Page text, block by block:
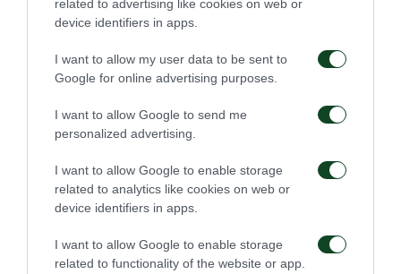
related to advertising like cookies on web or
device identifiers in apps.
I want to allow my user data to be sent to
Google for online advertising purposes.
I want to allow Google to send me
personalized advertising.
I want to allow Google to enable storage
related to analytics like cookies on web or
device identifiers in apps.
I want to allow Google to enable storage
related to functionality of the website or app.
ΑΓΩΝΙΣΤΙΚΑ
Πρώτη προπόνηση για
τον Γκαρσία
06/08/2026
Για την πρόκριση στη
Σόφια